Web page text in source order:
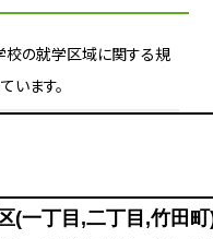
校の就学区域に関する規
います。
(一丁目,二丁目,竹